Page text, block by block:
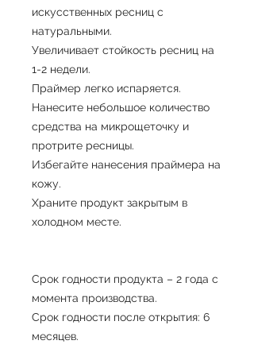
искусственных ресниц с
натуральными.
Увеличивает стойкость ресниц на
1-2 недели.
Праймер легко испаряется.
Нанесите небольшое количество
средства на микрощеточку и
протрите ресницы.
Избегайте нанесения праймера на
кожу.
Храните продукт закрытым в
холодном месте.
Срок годности продукта – 2 года с
момента производства.
Срок годности после открытия: 6
месяцев.